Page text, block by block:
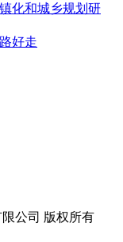
化和城乡规划研
好走
公司 版权所有